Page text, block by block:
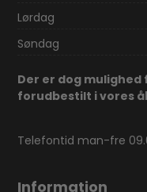
Lørdag
Søndag
Der er dog
forudbestilt i vores
Telefontid man-fre
Information